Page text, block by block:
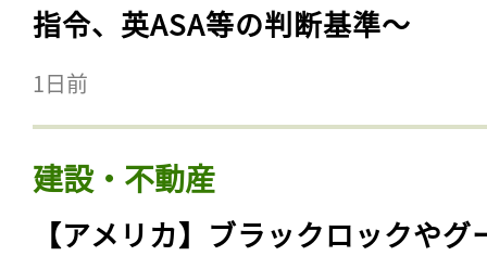
指令、英ASA等の判断基準〜
1日前
建設・不動産
【アメリカ】ブラックロックやグ